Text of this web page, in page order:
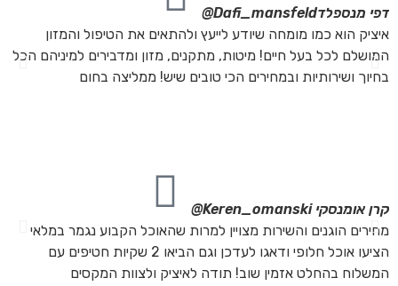
דפי מנספלדDafi_mansfeld@
איציק הוא כמו מומחה שיודע לייעץ ולהתאים את הטיפול והמזון
המושלם לכל בעל חיים! מיטות, מתקנים, מזון ומדבירים למיניהם הכל
בחיוך ושירותיות ובמחירים הכי טובים שיש! ממליצה בחום
קרן אומנסקיKeren_omanski@
מחירים הוגנים והשירות מצויין למרות שהאוכל הקבוע נגמר במלאי
הציעו אוכל חלופי ודאגו לעדכן וגם הביאו 2 שקיות חטיפים עם
המשלוח בהחלט אזמין שוב! תודה לאיציק ולצוות המקסים